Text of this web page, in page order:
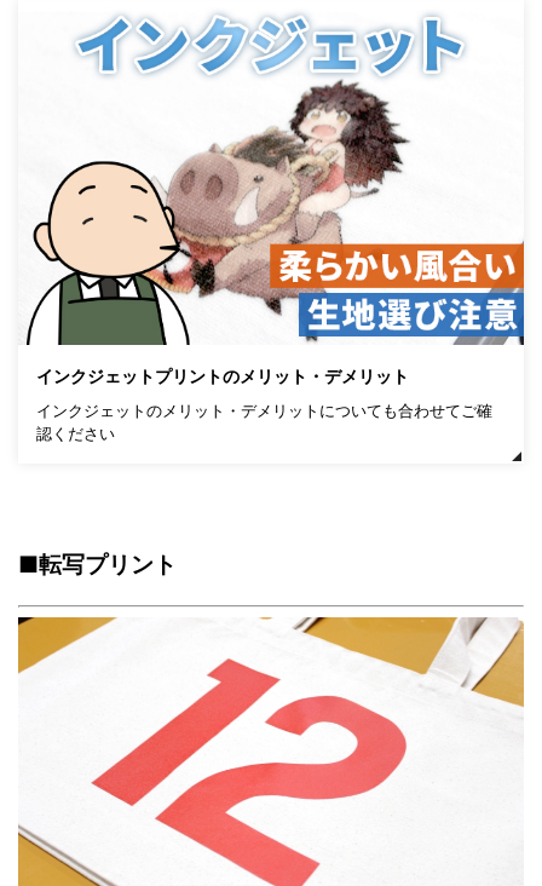
インクジェットプリントのメリット・デメリット
インクジェットのメリット・デメリットについても合わせてご確
認ください
■転写プリント